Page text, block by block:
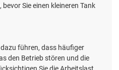
Sie einen kleineren Tank
führen, dass häufiger
den Betrieb stören und die
Sie die Arbeitslast